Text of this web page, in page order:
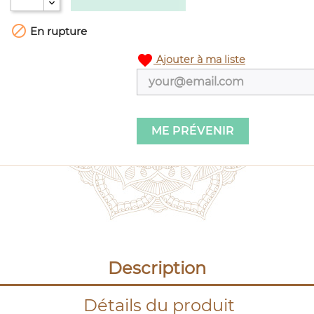
 En rupture
favorite Ajouter à ma liste
ME PRÉVENIR
Description
Détails du produit